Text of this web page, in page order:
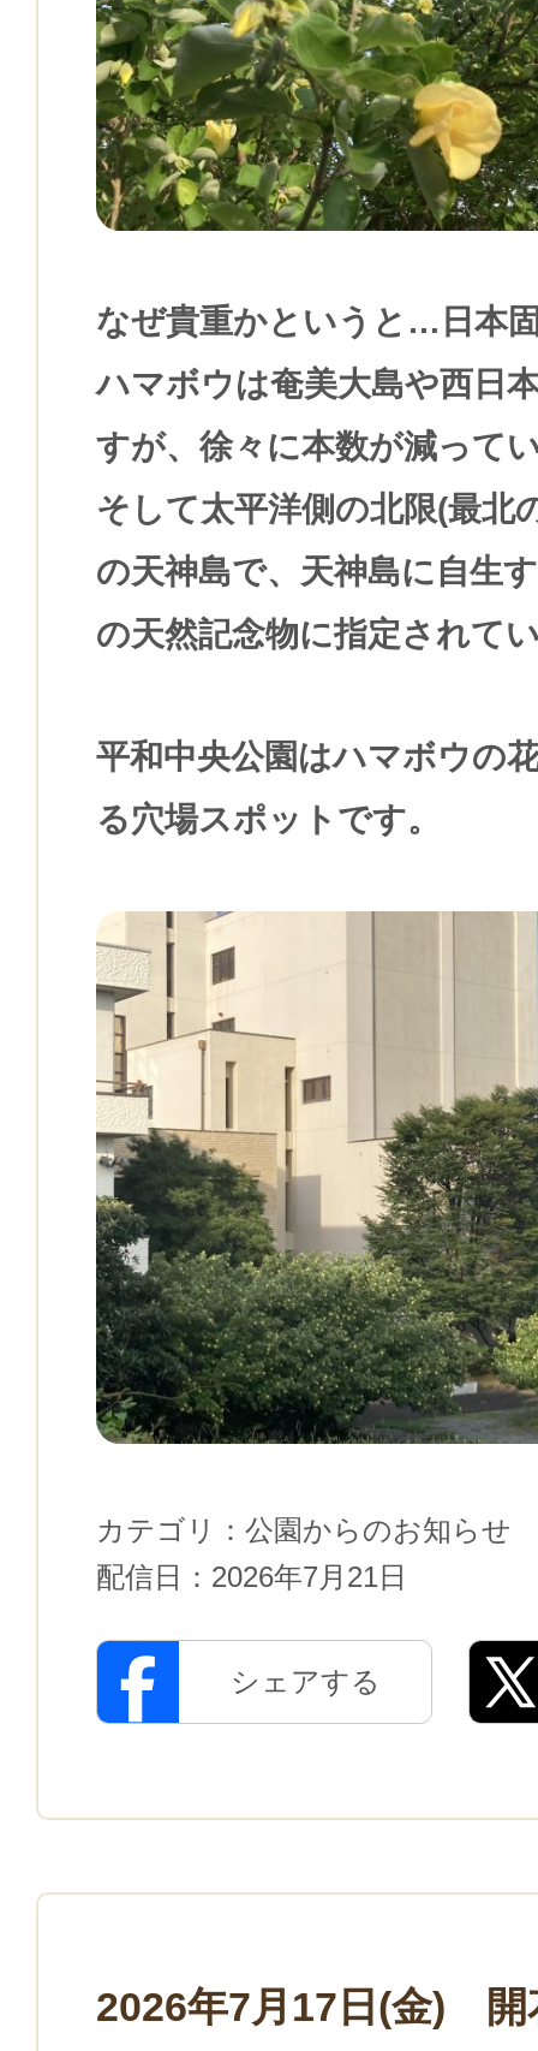
なぜ貴重かというと…日本
ハマボウは奄美大島や西日
すが、徐々に本数が減って
そして太平洋側の北限(最北
の天神島で、天神島に自生
の天然記念物に指定されて
平和中央公園はハマボウの
る穴場スポットです。
カテゴリ： 公園からのお知らせ
配信日： 2026年7月21日
シェアする
2026年7月17日(金) 開